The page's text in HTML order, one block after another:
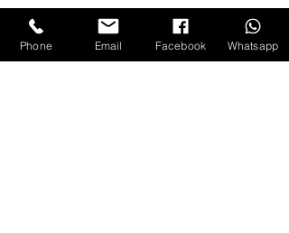
Phone Email Facebook Whatsapp